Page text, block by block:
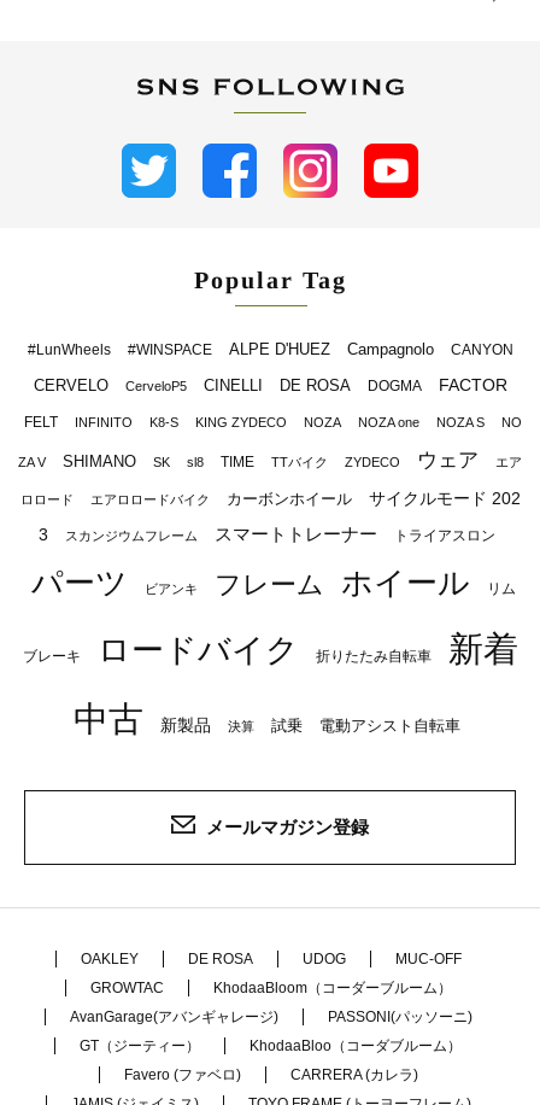
Popular Tag
#LunWheels #WINSPACE ALPE D'HUEZ Campagnolo CANYON
CERVELO CerveloP5 CINELLI DE ROSA DOGMA FACTOR
FELT INFINITO K8-S KING ZYDECO NOZA NOZA one NOZA S NO
ZA V SHIMANO SK sl8 TIME TTバイク ZYDECO ウェア エア
ロロード エアロロードバイク カーボンホイール
サイクルモード 202
3
スカンジウムフレーム スマートトレーナー トライアスロン
パーツ ビアンキ フレーム ホイール リム
ブレーキ ロードバイク 折りたたみ自転車
新着
中古
新製品 決算 試乗 電動アシスト自転車
メールマガジン登録
OAKLEY DE ROSA UDOG
MUC-OFF
GROWTAC
KhodaaBloom（コーダーブルーム）
AvanGarage(アバンギャレージ)
PASSONI(パッソーニ)
GT（ジーティー）
KhodaaBloo（コーダブルーム）
Favero (ファベロ)
CARRERA (カレラ)